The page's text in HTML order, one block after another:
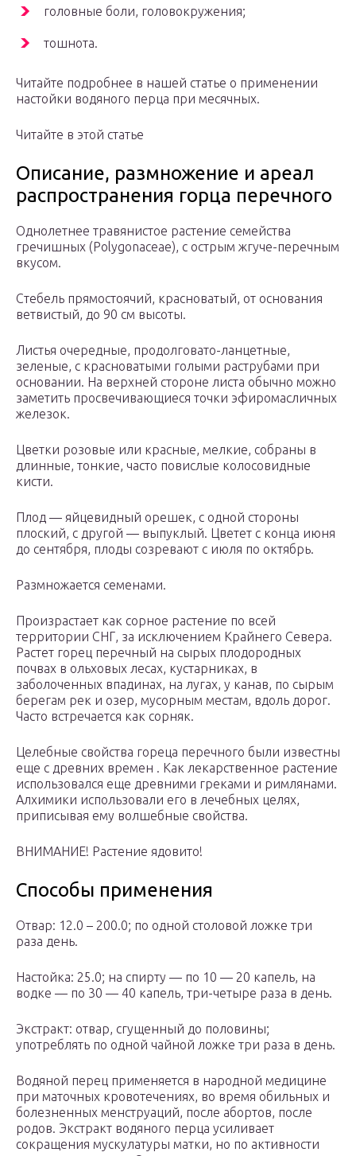
головные боли, головокружения;
тошнота.
Читайте подробнее в нашей статье о применении
настойки водяного перца при месячных.
Читайте в этой статье
Описание, размножение и ареал
распространения горца перечного
Однолетнее травянистое растение семейства
гречишных (Polygonaceae), с острым жгуче-перечным
вкусом.
Стебель прямостоячий, красноватый, от основания
ветвистый, до 90 см высоты.
Листья очередные, продолговато-ланцетные,
зеленые, с красноватыми голыми раструбами при
основании. На верхней стороне листа обычно можно
заметить просвечивающиеся точки эфиромасличных
железок.
Цветки розовые или красные, мелкие, собраны в
длинные, тонкие, часто повислые колосовидные
кисти.
Плод — яйцевидный орешек, с одной стороны
плоский, с другой — выпуклый. Цветет с конца июня
до сентября, плоды созревают с июля по октябрь.
Размножается семенами.
Произрастает как сорное растение по всей
территории СНГ, за исключением Крайнего Севера.
Растет горец перечный на сырых плодородных
почвах в ольховых лесах, кустарниках, в
заболоченных впадинах, на лугах, у канав, по сырым
берегам рек и озер, мусорным местам, вдоль дорог.
Часто встречается как сорняк.
Целебные свойства гореца перечного были известны
еще с древних времен . Как лекарственное растение
использовался еще древними греками и римлянами.
Алхимики использовали его в лечебных целях,
приписывая ему волшебные свойства.
ВНИМАНИЕ! Растение ядовито!
Способы применения
Отвар: 12.0 – 200.0; по одной столовой ложке три
раза день.
Настойка: 25.0; на спирту — по 10 — 20 капель, на
водке — по 30 — 40 капель, три-четыре раза в день.
Экстракт: отвар, сгущенный до половины;
употреблять по одной чайной ложке три раза в день.
Водяной перец применяется в народной медицине
при маточных кровотечениях, во время обильных и
болезненных менструаций, после абортов, после
родов. Экстракт водяного перца усиливает
сокращения мускулатуры матки, но по активности